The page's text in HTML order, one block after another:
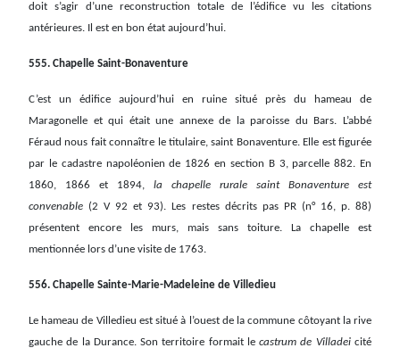
doit s’agir d’une reconstruction totale de l’édifice vu les citations
antérieures. Il est en bon état aujourd’hui.
555. Chapelle Saint-Bonaventure
C’est un édifice aujourd’hui en ruine situé près du hameau de
Maragonelle et qui était une annexe de la paroisse du Bars. L’abbé
Féraud nous fait connaître le titulaire, saint Bonaventure. Elle est figurée
par le cadastre napoléonien de 1826 en section B 3, parcelle 882. En
1860, 1866 et 1894, la chapelle rurale saint Bonaventure est
convenable (2 V 92 et 93). Les restes décrits pas PR (n° 16, p. 88)
présentent encore les murs, mais sans toiture. La chapelle est
mentionnée lors d’une visite de 1763.
556. Chapelle Sainte-Marie-Madeleine de Villedieu
Le hameau de Villedieu est situé à l’ouest de la commune côtoyant la rive
gauche de la Durance. Son territoire formait lecastrum de Villadeicité